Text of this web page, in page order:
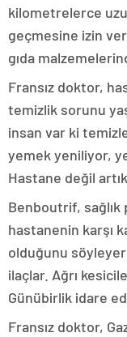
kilometrelerce
geçmesine izin
gıda
Fransız doktor,
temizlik sorunu
insan var ki
yemek yeniliyor,
Hastane değil
Benboutrif,
hastanenin karşı
olduğunu
ilaçlar. Ağrı
Günübirlik idare
Fransız doktor,